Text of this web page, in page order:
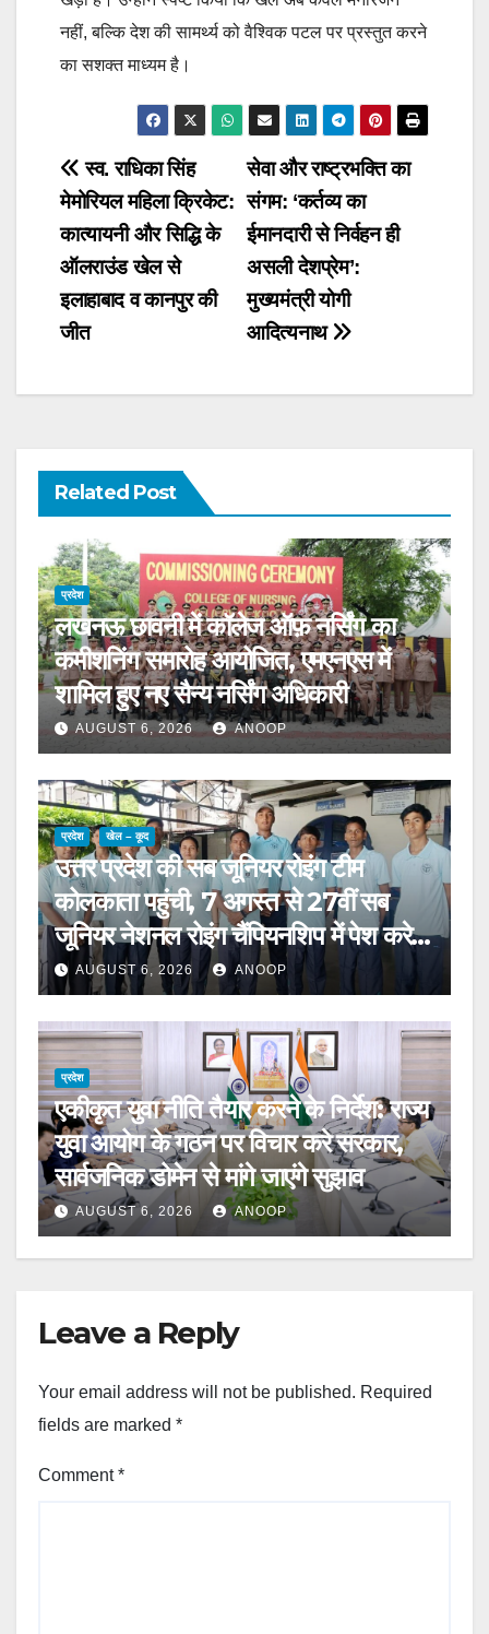
नहीं, बल्कि देश की सामर्थ्य को वैश्विक पटल पर प्रस्तुत करने
का सशक्त माध्यम है।
Post
navigation
सेवा और राष्ट्रभक्ति का
संगम: ‘कर्तव्य का
ईमानदारी से निर्वहन ही
असली देशप्रेम’:
मुख्यमंत्री योगी
आदित्यनाथ
स्व. राधिका सिंह
मेमोरियल महिला क्रिकेट:
कात्यायनी और सिद्धि के
ऑलराउंड खेल से
इलाहाबाद व कानपुर की
जीत
Related Post
प्रदेश
लखनऊ छावनी में कॉलेज ऑफ़ नर्सिंग का
कमीशनिंग समारोह आयोजित, एमएनएस में
शामिल हुए नए सैन्य नर्सिंग अधिकारी
AUGUST 6, 2026 ANOOP
प्रदेश खेल – कूद
उत्तर प्रदेश की सब जूनियर रोइंग टीम
कोलकाता पहुंची, 7 अगस्त से 27वीं सब
जूनियर नेशनल रोइंग चैंपियनशिप में पेश करेगी
चुनौती
AUGUST 6, 2026 ANOOP
प्रदेश
एकीकृत युवा नीति तैयार करने के निर्देश: राज्य
युवा आयोग के गठन पर विचार करे सरकार,
सार्वजनिक डोमेन से मांगे जाएंगे सुझाव
AUGUST 6, 2026 ANOOP
Leave a Reply
Your email address will not be published. Required
fields are marked *
Comment*